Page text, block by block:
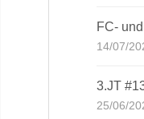
FC-
14/07/
3.JT
25/06/